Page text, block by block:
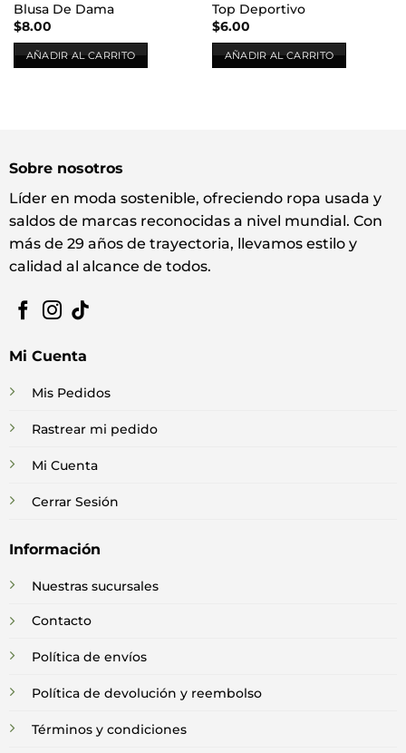
Blusa De Dama
$8.00
AÑADIR AL CARRITO
Top Deportivo
$6.00
AÑADIR AL CARRITO
Sobre nosotros
Líder en moda sostenible, ofreciendo ropa usada y
saldos de marcas reconocidas a nivel mundial. Con
más de 29 años de trayectoria, llevamos estilo y
calidad al alcance de todos.
Mi Cuenta
Mis Pedidos
Rastrear mi pedido
Mi Cuenta
Cerrar Sesión
Información
Nuestras sucursales
Contacto
Política de envíos
Política de devolución y reembolso
Términos y condiciones